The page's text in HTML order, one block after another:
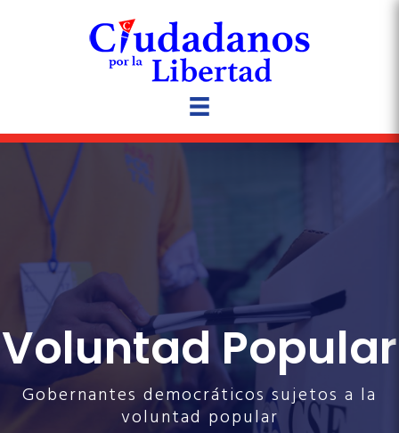
Voluntad Popular
Gobernantes democráticos sujetos a la
voluntad popular